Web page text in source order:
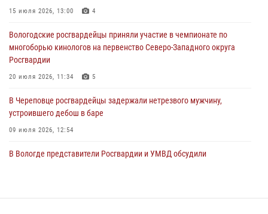
В Вологде росгвардейцы задержали мужчину, подозреваемого в
29 июля 2026, 09:08
15 июля 2026, 13:00 4
Вологодские росгвардейцы приняли участие в чемпионате по
многоборью кинологов на первенство Северо-Западного округа
Росгвардии
20 июля 2026, 11:34 5
В Череповце росгвардейцы задержали нетрезвого мужчину,
устроившего дебош в баре
09 июля 2026, 12:54
В Вологде представители Росгвардии и УМВД обсудили